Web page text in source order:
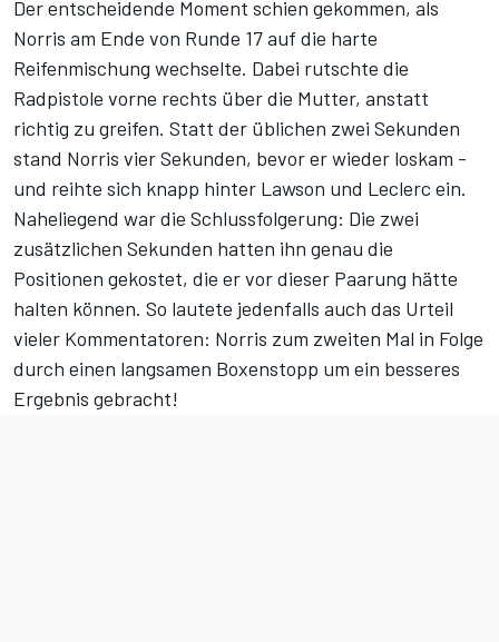
Der entscheidende Moment schien gekommen, als
Norris am Ende von Runde 17 auf die harte
Reifenmischung wechselte. Dabei rutschte die
Radpistole vorne rechts über die Mutter, anstatt
richtig zu greifen. Statt der üblichen zwei Sekunden
stand Norris vier Sekunden, bevor er wieder loskam -
und reihte sich knapp hinter Lawson und Leclerc ein.
Naheliegend war die Schlussfolgerung: Die zwei
zusätzlichen Sekunden hatten ihn genau die
Positionen gekostet, die er vor dieser Paarung hätte
halten können. So lautete jedenfalls auch das Urteil
vieler Kommentatoren: Norris zum zweiten Mal in Folge
durch einen langsamen Boxenstopp um ein besseres
Ergebnis gebracht!